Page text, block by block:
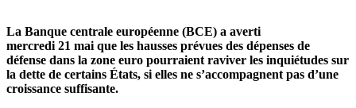
La Banque centrale européenne (BCE) a averti
mercredi 21 mai que les hausses prévues des dépenses de
défense dans la zone euro pourraient raviver les inquiétudes sur
la dette de certains États, si elles ne s’accompagnent pas d’une
croissance suffisante.